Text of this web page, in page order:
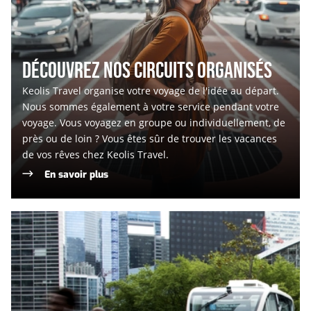
DÉCOUVREZ NOS CIRCUITS ORGANISÉS
Keolis Travel organise votre voyage de l'idée au départ.
Nous sommes également à votre service pendant votre
voyage. Vous voyagez en groupe ou individuellement, de
près ou de loin ? Vous êtes sûr de trouver les vacances
de vos rêves chez Keolis Travel.
En savoir plus
Projets
de
mobilité
innovants
et
multimodaux